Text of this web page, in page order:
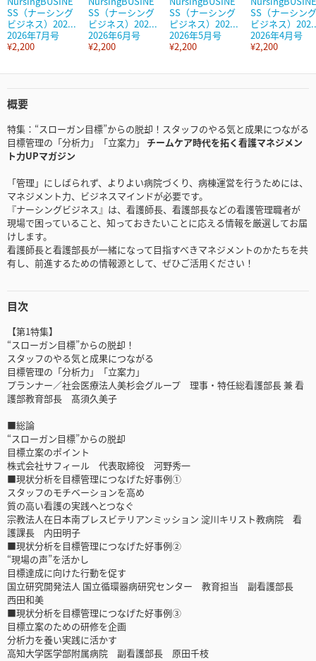
SS（ナーシング
ビジネス）202...
2026年7月号
¥2,200
SS（ナーシング
ビジネス）202...
2026年6月号
¥2,200
SS（ナーシング
ピジネス）202...
2026年5月号
¥2,200
SS（ナーシング
ビジネス）
2026年4月号
¥2,200
概要
特集：“スローガン目標”からの脱却！スタッフのやる気と成果につながる
目標管理の「分析力」「立案力」 チームケア時代を拓く看護マネジメン
ト力UPマガジン
「管理」にしばられず、よりよい病院づくり、病棟運営を行うためには、
マネジメント力、ビジネスマインドが必要です。
『ナーシングビジネス』は、看護師長、看護部長などの看護管理職者が
現場で困っていること、知っておきたいことに応える情報を厳選してお届
けします。
看護師長と看護部長が一緒になって目指すべきマネジメントのかたちを共
有し、前進するための情報源として、ぜひご活用ください！
目次
【第1特集】
“スローガン目標”からの脱却！
スタッフのやる気と成果につながる
目標管理の「分析力」「立案力」
プランナー／社会医療法人美杉会グループ 理事・特任総看護部長 兼 看
護部教育部長 髙須久美子
■総論
“スローガン目標”からの脱却
目標立案のポイント
株式会社サフィール 代表取締役 河野秀一
■現状分析を目標管理につなげた好事例①
スタッフのモチベーションを高め
質の高い看護の実践へとつなぐ
宗教法人在日本南プレスビテリアンミッション 淀川キリスト教病院 看
護課長 内田明子
■現状分析を目標管理につなげた好事例②
“現場の声”を活かし
目標達成に向けた行動を促す
国立研究開発法人 国立循環器病研究センター 教育担当 副看護部長
西田和美
■現状分析を目標管理につなげた好事例③
目標立案のための研修を企画
分析力を養い実践に活かす
高知大学医学部附属病院 副看護部長 原田千枝